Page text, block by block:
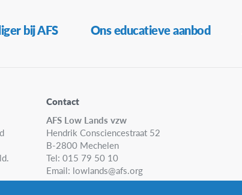
bij AFS Ons educatieve aanbod
Contact
AFS Low Lands vzw
Hendrik Consciencestraat 52
B-2800 Mechelen
Tel: 015 79 50 10
Email: lowlands@afs.org